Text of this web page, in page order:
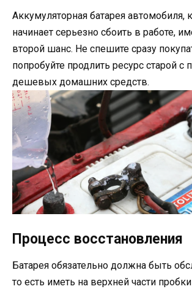
Аккумуляторная батарея автомобиля,
начинает серьезно сбоить в работе,
второй шанс. Не спешите сразу
попробуйте продлить ресурс старой
дешевых домашних средств.
Процесс восстановления
Батарея обязательно должна быть
то есть иметь на верхней части